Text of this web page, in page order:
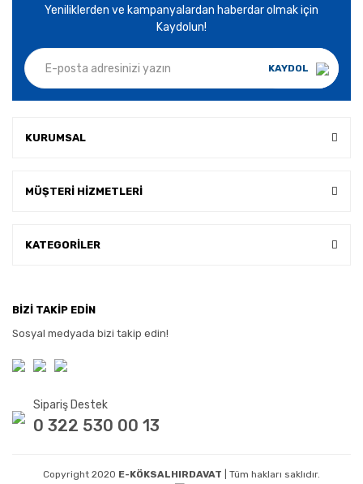
Yeniliklerden ve kampanyalardan haberdar olmak için
Kaydolun!
KAYDOL
KURUMSAL
MÜŞTERİ HİZMETLERİ
KATEGORİLER
BİZİ TAKİP EDİN
Sosyal medyada bizi takip edin!
Sipariş Destek
0 322 530 00 13
Copyright 2020 E-KÖKSALHIRDAVAT | Tüm hakları saklıdır.